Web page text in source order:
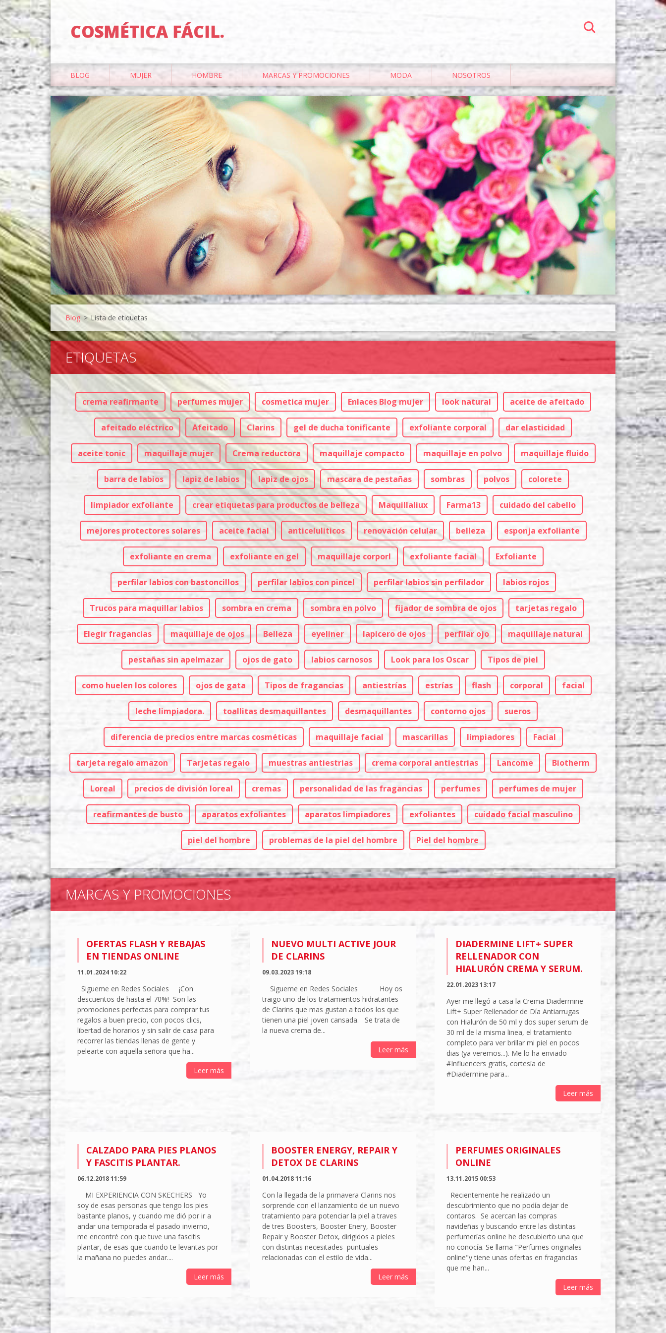
COSMÉTICA FÁCIL.
BLOG MUJER HOMBRE MARCAS Y PROMOCIONES MODA NOSOTROS
Blog > Lista de etiquetas
ETIQUETAS
crema reafirmante perfumes mujer cosmetica mujer Enlaces Blog mujer look natural aceite de afeitado
afeitado eléctrico Afeitado Clarins gel de ducha tonificante exfoliante corporal dar elasticidad
aceite tonic maquillaje mujer Crema reductora maquillaje compacto maquillaje en polvo maquillaje fluido
barra de labios lapiz de labios lapiz de ojos mascara de pestañas sombras polvos colorete
limpiador exfoliante crear etiquetas para productos de belleza Maquillaliux Farma13 cuidado del cabello
mejores protectores solares aceite facial anticeluliticos renovación celular belleza esponja exfoliante
exfoliante en crema exfoliante en gel maquillaje corporl exfoliante facial Exfoliante
perfilar labios con bastoncillos perfilar labios con pincel perfilar labios sin perfilador labios rojos
Trucos para maquillar labios sombra en crema sombra en polvo fijador de sombra de ojos tarjetas regalo
Elegir fragancias maquillaje de ojos Belleza eyeliner lapicero de ojos perfilar ojo maquillaje natural
pestañas sin apelmazar ojos de gato labios carnosos Look para los Oscar Tipos de piel
como huelen los colores ojos de gata Tipos de fragancias antiestrías estrías flash corporal facial
leche limpiadora. toallitas desmaquillantes desmaquillantes contorno ojos sueros
diferencia de precios entre marcas cosméticas maquillaje facial mascarillas limpiadores Facial
tarjeta regalo amazon Tarjetas regalo muestras antiestrias crema corporal antiestrias Lancome Biotherm
Loreal precios de división loreal cremas personalidad de las fragancias perfumes perfumes de mujer
reafirmantes de busto aparatos exfoliantes aparatos limpiadores exfoliantes cuidado facial masculino
piel del hombre problemas de la piel del hombre Piel del hombre
MARCAS Y PROMOCIONES
OFERTAS FLASH Y REBAJAS
EN TIENDAS ONLINE
11.01.2024 10:22
Sigueme en Redes Sociales ¡Con
descuentos de hasta el 70%! Son las
promociones perfectas para comprar tus
regalos a buen precio, con pocos clics,
libertad de horarios y sin salir de casa para
recorrer las tiendas llenas de gente y
pelearte con aquella señora que ha...
Leer más
NUEVO MULTI ACTIVE JOUR
DE CLARINS
09.03.2023 19:18
Sigueme en Redes Sociales Hoy os
traigo uno de los tratamientos hidratantes
de Clarins que mas gustan a todos los que
tienen una piel joven cansada. Se trata de
la nueva crema de...
Leer más
DIADERMINE LIFT+ SUPER
RELLENADOR CON
HIALURÓN CREMA Y SERUM.
22.01.2023 13:17
Ayer me llegó a casa la Crema Diadermine
Lift+ Super Rellenador de Día Antiarrugas
con Hialurón de 50 ml y dos super serum de
30 ml de la misma linea, el tratamiento
completo para ver brillar mi piel en pocos
dias (ya veremos...). Me lo ha enviado
#Influencers gratis, cortesía de
#Diadermine para...
Leer más
CALZADO PARA PIES PLANOS
Y FASCITIS PLANTAR.
06.12.2018 11:59
MI EXPERIENCIA CON SKECHERS Yo
soy de esas personas que tengo los pies
bastante planos, y cuando me dió por ir a
andar una temporada el pasado invierno,
me encontré con que tuve una fascitis
plantar, de esas que cuando te levantas por
la mañana no puedes andar....
Leer más
BOOSTER ENERGY, REPAIR Y
DETOX DE CLARINS
01.04.2018 11:16
Con la llegada de la primavera Clarins nos
sorprende con el lanzamiento de un nuevo
tratamiento para potenciar la piel a traves
de tres Boosters, Booster Enery, Booster
Repair y Booster Detox, dirigidos a pieles
con distintas necesitades puntuales
relacionadas con el estilo de vida...
Leer más
PERFUMES ORIGINALES
ONLINE
13.11.2015 00:53
Recientemente he realizado un
descubrimiento que no podía dejar de
contaros. Se acercan las compras
navideñas y buscando entre las distintas
perfumerías online he descubierto una que
no conocía. Se llama "Perfumes originales
online"y tiene unas ofertas en fragancias
que me han...
Leer más